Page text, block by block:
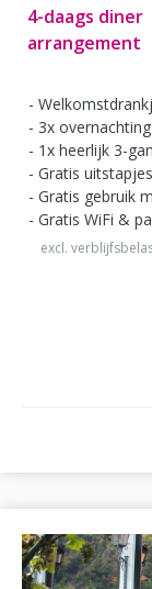
4-daags diner
arrangement
3x
1x heerlijk 3-
Gratis
Gratis gebruik
Gratis WiFi &
excl.